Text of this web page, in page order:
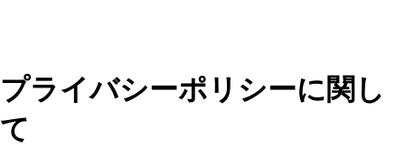
プライバシーポリシーに関し
て